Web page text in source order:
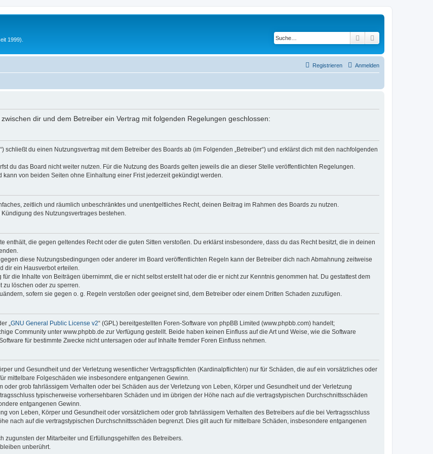
1999). Suche
Anmelden
Registrieren
dir und dem Betreiber ein Vertrag mit folgenden Regelungen geschlossen:
schließt du einen Nutzungsvertrag mit dem Betreiber des Boards ab (im Folgenden „Betreiber“) und erklärst dich mit den nachfolgenden
du das Board nicht weiter nutzen. Für die Nutzung des Boards gelten jeweils die an dieser Stelle veröffentlichten Regelungen.
von beiden Seiten ohne Einhaltung einer Frist jederzeit gekündigt werden.
zeitlich und räumlich unbeschränktes und unentgeltliches Recht, deinen Beitrag im Rahmen des Boards zu nutzen.
des Nutzungsvertrages bestehen.
enthält, die gegen geltendes Recht oder die guten Sitten verstoßen. Du erklärst insbesondere, dass du das Recht besitzt, die in deinen
diese Nutzungsbedingungen oder anderer im Board veröffentlichten Regeln kann der Betreiber dich nach Abmahnung zeitweise
dir ein Hausverbot erteilen.
die Inhalte von Beiträgen übernimmt, die er nicht selbst erstellt hat oder die er nicht zur Kenntnis genommen hat. Du gestattest dem
zu löschen oder zu sperren.
sofern sie gegen o. g. Regeln verstoßen oder geeignet sind, dem Betreiber oder einem Dritten Schaden zuzufügen.
„ GNU General Public License v2“ (GPL) bereitgestellten Foren-Software von phpBB Limited (www.phpbb.com) handelt;
Community unter www.phpbb.de zur Verfügung gestellt. Beide haben keinen Einfluss auf die Art und Weise, wie die Software
für bestimmte Zwecke nicht untersagen oder auf Inhalte fremder Foren Einfluss nehmen.
und Gesundheit und der Verletzung wesentlicher Vertragspflichten (Kardinalpflichten) nur für Schäden, die auf ein vorsätzliches oder
mittelbare Folgeschäden wie insbesondere entgangenen Gewinn.
grob fahrlässigem Verhalten oder bei Schäden aus der Verletzung von Leben, Körper und Gesundheit und der Verletzung
typischerweise vorhersehbaren Schäden und im übrigen der Höhe nach auf die vertragstypischen Durchschnittsschäden
entgangenen Gewinn.
von Leben, Körper und Gesundheit oder vorsätzlichem oder grob fahrlässigem Verhalten des Betreibers auf die bei Vertragsschluss
nach auf die vertragstypischen Durchschnittsschäden begrenzt. Dies gilt auch für mittelbare Schäden, insbesondere entgangenen
zugunsten der Mitarbeiter und Erfüllungsgehilfen des Betreibers.
unberührt.